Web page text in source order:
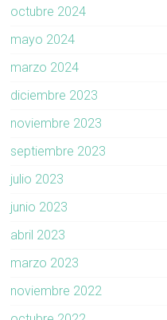
octubre 2024
mayo 2024
marzo 2024
diciembre 2023
noviembre 2023
septiembre 2023
julio 2023
junio 2023
abril 2023
marzo 2023
noviembre 2022